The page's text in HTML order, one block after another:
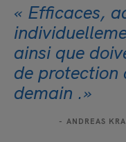
« Efficaces,
ainsi que
de protection
demain .»
ANDREAS